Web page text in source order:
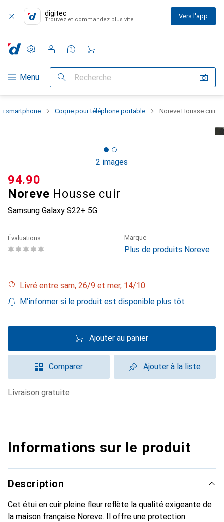
digitec
Trouvez et commandez plus vite Vers l'app
Navigation par catégorie
Menu Recherche
Paramètres
Compte client
Listes de comparaison
Listes d'envies
Panier
smartphone Coque pour téléphone portable Noreve Housse cuir
2 images
Noreve Housse cuir
Samsung Galaxy S22+ 5G
CHF
94.90
Évaluations Marque
Plus de produits Noreve
Livré entre sam, 26/9 et mer, 14/10
M'informer si le produit est disponible plus tôt
Ajouter au panier
Comparer Ajouter à la liste
livraison gratuite
Informations sur le produit
Description
Cet étui en cuir pleine fleur reflète la qualité exigeante de
la maison française Noreve. Il offre une protection